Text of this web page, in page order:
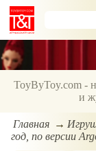
ToyByToy.com -
и
Главная
год, по версии